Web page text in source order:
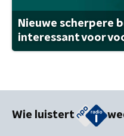
Nieuwe scherpere
interessant voor
Wie luistert